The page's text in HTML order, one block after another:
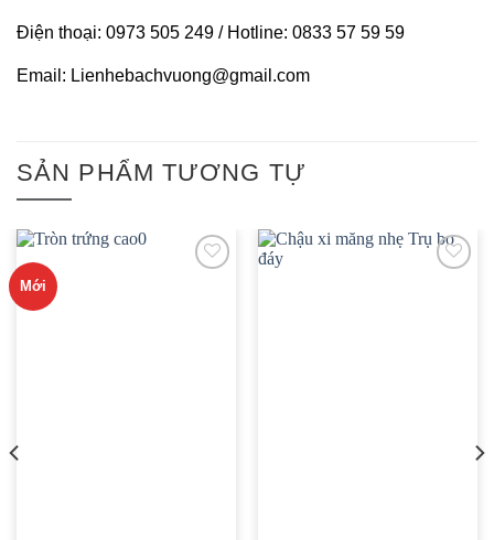
Điện thoại: 0973 505 249 / Hotline: 0833 57 59 59
Email: Lienhebachvuong@gmail.com
SẢN PHẨM TƯƠNG TỰ
Mới